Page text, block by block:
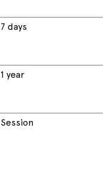
7 days
1 year
Session